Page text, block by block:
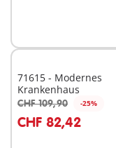
71615 - Modernes
Krankenhaus
CHF 109,90 -25%
CHF 82,42
In den Warenkorb